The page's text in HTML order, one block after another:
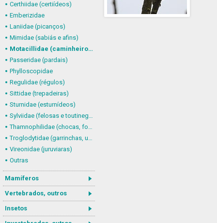
Certhiidae (certiídeos)
Emberizidae
Laniidae (picanços)
Mimidae (sabiás e afins)
Motacillidae (caminheiros)
Passeridae (pardais)
Phylloscopidae
Regulidae (régulos)
Sittidae (trepadeiras)
Sturnidae (esturnídeos)
Sylviidae (felosas e toutinegras)
Thamnophilidae (chocas, formigueiros, chororós e afins)
Troglodytidae (garrinchas, uirapurus e afins)
Vireonidae (juruviaras)
Outras
Mamíferos
Vertebrados, outros
Insetos